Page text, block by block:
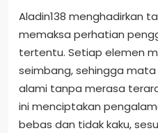
Aladin138 menghadirkan
memaksa perhatian
tertentu. Setiap elemen
seimbang, sehingga
alami tanpa merasa
ini menciptakan
bebas dan tidak kaku,